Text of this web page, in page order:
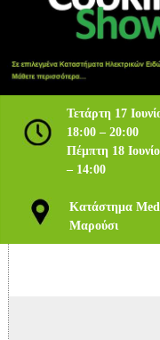
Τετάρτη 17
18:00 – 20:00
Πέμπτη 18
– 14:00
Κατάστημα
Μαρούσι